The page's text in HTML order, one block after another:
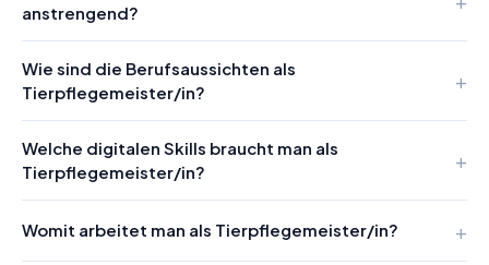
anstrengend?
Wie sind die Berufsaussichten als
Tierpflegemeister/in?
Welche digitalen Skills braucht man als
Tierpflegemeister/in?
Womit arbeitet man als Tierpflegemeister/in?